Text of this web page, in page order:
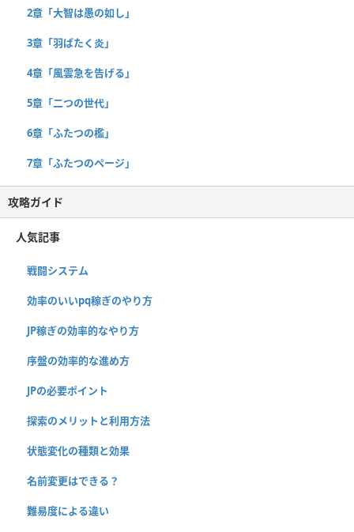
2章「大智は愚の如し」
3章「羽ばたく炎」
4章「風雲急を告げる」
5章「二つの世代」
6章「ふたつの檻」
7章「ふたつのページ」
攻略ガイド
人気記事
戦闘システム
効率のいいpq稼ぎのやり方
JP稼ぎの効率的なやり方
序盤の効率的な進め方
JPの必要ポイント
探索のメリットと利用方法
状態変化の種類と効果
名前変更はできる？
難易度による違い